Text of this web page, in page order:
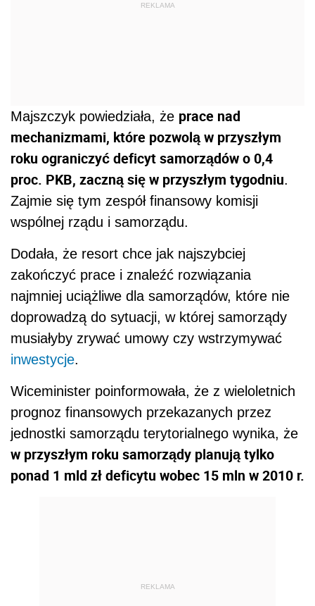
REKLAMA
Majszczyk powiedziała, że prace nad
mechanizmami, które pozwolą w przyszłym
roku ograniczyć deficyt samorządów o 0,4
proc. PKB, zaczną się w przyszłym tygodniu.
Zajmie się tym zespół finansowy komisji
wspólnej rządu i samorządu.
Dodała, że resort chce jak najszybciej
zakończyć prace i znaleźć rozwiązania
najmniej uciążliwe dla samorządów, które nie
doprowadzą do sytuacji, w której samorządy
musiałyby zrywać umowy czy wstrzymywać
inwestycje.
Wiceminister poinformowała, że z wieloletnich
prognoz finansowych przekazanych przez
jednostki samorządu terytorialnego wynika, że
w przyszłym roku samorządy planują tylko
ponad 1 mld zł deficytu wobec 15 mln w 2010 r.
REKLAMA